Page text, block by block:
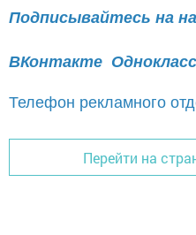
Подписывайтесь на
ВКонтакте
Телефон рекламного
Перейти на